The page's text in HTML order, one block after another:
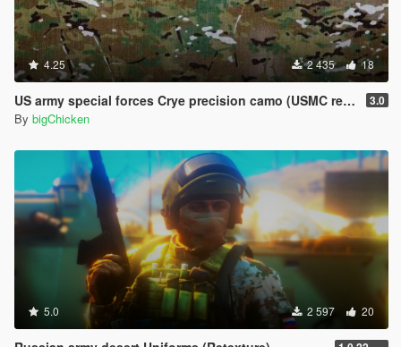
4.25 2 435 18
US army special forces Crye precision camo (USMC retexture) 3.0
By bigChicken
5.0 2 597 20